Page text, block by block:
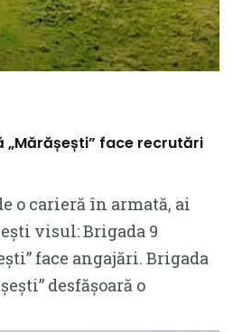
„Mărășești” face recrutări
o carieră în armată, ai
visul: Brigada 9
face angajări. Brigada
desfășoară o